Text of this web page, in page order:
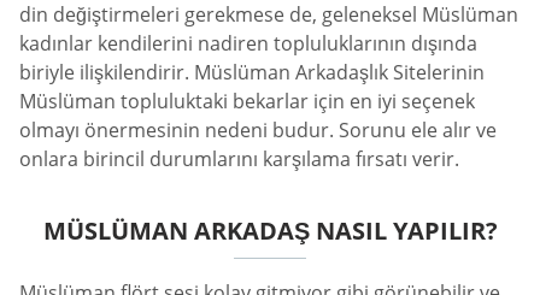
din değiştirmeleri gerekmese de, geleneksel Müslüman
kadınlar kendilerini nadiren topluluklarının dışında
biriyle ilişkilendirir. Müslüman Arkadaşlık Sitelerinin
Müslüman topluluktaki bekarlar için en iyi seçenek
olmayı önermesinin nedeni budur. Sorunu ele alır ve
onlara birincil durumlarını karşılama fırsatı verir.
MÜSLÜMAN ARKADAŞ NASIL YAPILIR?